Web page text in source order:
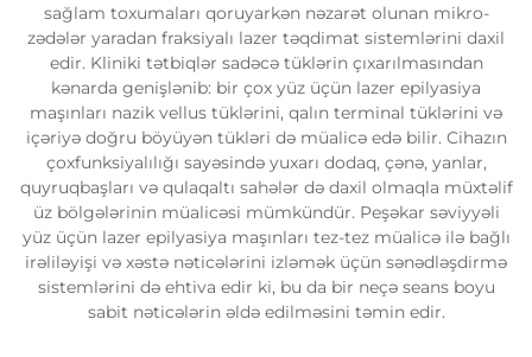
sağlam toxumaları qoruyarkən nəzarət olunan mikro-
zədələr yaradan fraksiyalı lazer təqdimat sistemlərini daxil
edir. Kliniki tətbiqlər sadəcə tüklərin çıxarılmasından
kənarda genişlənib: bir çox yüz üçün lazer epilyasiya
maşınları nazik vellus tüklərini, qalın terminal tüklərini və
içəriyə doğru böyüyən tükləri də müalicə edə bilir. Cihazın
çoxfunksiyalılığı sayəsində yuxarı dodaq, çənə, yanlar,
quyruqbaşları və qulaqaltı sahələr də daxil olmaqla müxtəlif
üz bölgələrinin müalicəsi mümkündür. Peşəkar səviyyəli
yüz üçün lazer epilyasiya maşınları tez-tez müalicə ilə bağlı
irəliləyişi və xəstə nəticələrini izləmək üçün sənədləşdirmə
sistemlərini də ehtiva edir ki, bu da bir neçə seans boyu
sabit nəticələrin əldə edilməsini təmin edir.